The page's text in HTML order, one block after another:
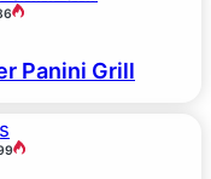
Panini Grill